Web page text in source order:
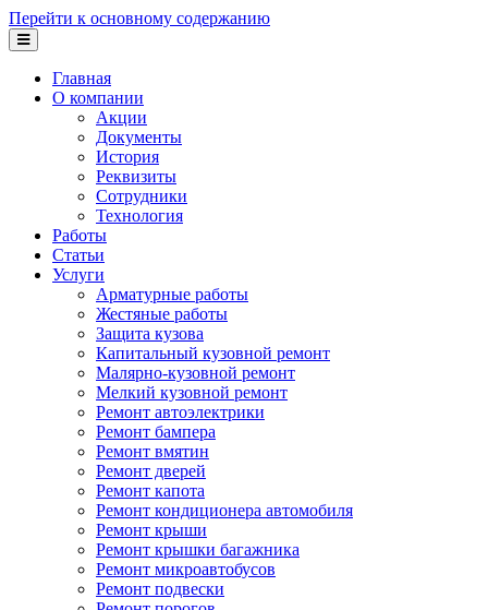
Перейти к основному содержанию
Главная
О компании
Акции
Документы
История
Реквизиты
Сотрудники
Технология
Работы
Статьи
Услуги
Арматурные работы
Жестяные работы
Защита кузова
Капитальный кузовной ремонт
Малярно-кузовной ремонт
Мелкий кузовной ремонт
Ремонт автоэлектрики
Ремонт бампера
Ремонт вмятин
Ремонт дверей
Ремонт капота
Ремонт кондиционера автомобиля
Ремонт крыши
Ремонт крышки багажника
Ремонт микроавтобусов
Ремонт подвески